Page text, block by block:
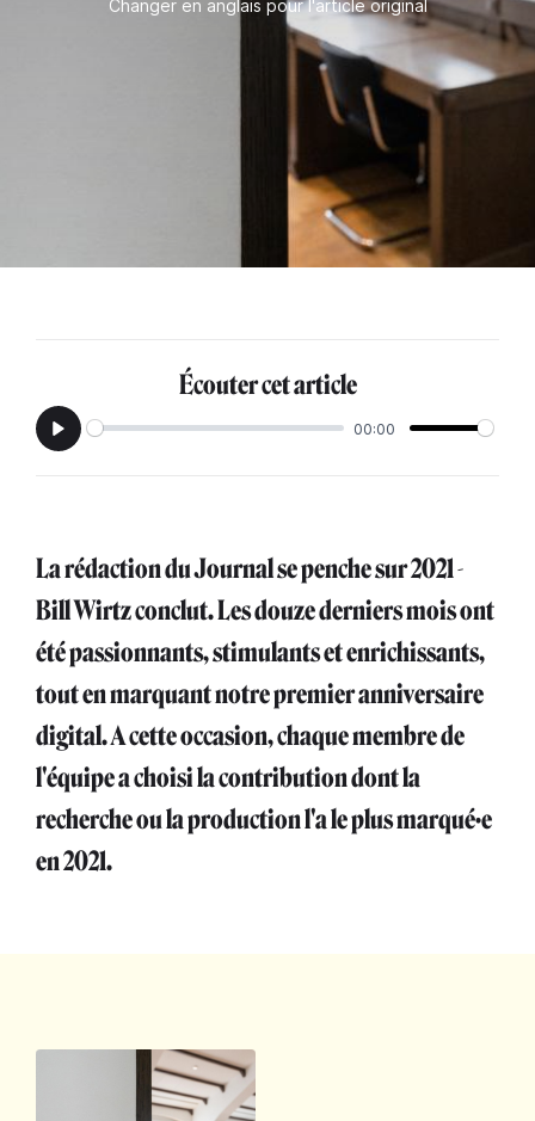
Changer en anglais pour l'article original
Écouter cet article
Play
00:00
La rédaction du Journal se penche sur 2021 -
Bill Wirtz conclut. Les douze derniers mois ont
été passionnants, stimulants et enrichissants,
tout en marquant notre premier anniversaire
digital. A cette occasion, chaque membre de
l'équipe a choisi la contribution dont la
recherche ou la production l'a le plus marqué·e
en 2021.